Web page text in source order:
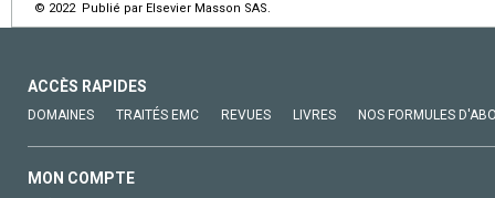
© 2022 Publié par Elsevier Masson SAS.
ACCÈS RAPIDES
DOMAINES TRAITÉS EMC REVUES LIVRES NOS FORMULES
MON COMPTE